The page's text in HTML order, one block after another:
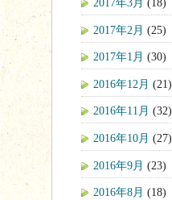
2017年2月 (25)
2017年1月 (30)
2016年12月 (21)
2016年11月 (32)
2016年10月 (27)
2016年9月 (23)
2016年8月 (18)